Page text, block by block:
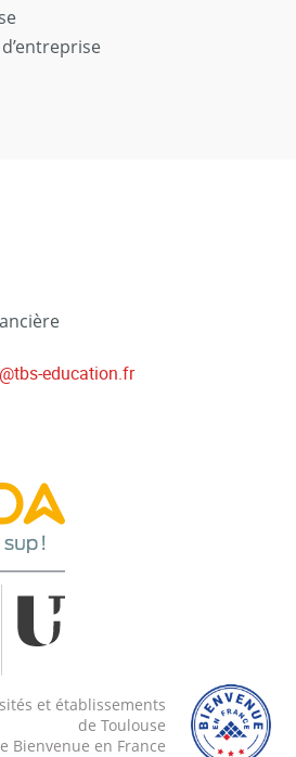
@tbs-education.fr
et établissements
de Toulouse
Bienvenue en France